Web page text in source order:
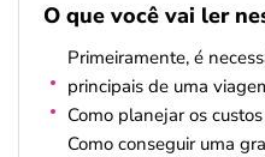
O que você vai ler
Primeiramente, é
principais de uma
Como planejar os
Como conseguir uma